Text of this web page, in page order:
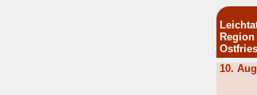
Region
10.